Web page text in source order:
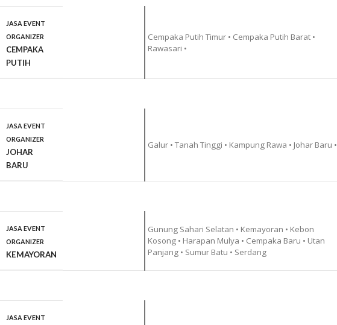
JASA EVENT
ORGANIZER
CEMPAKA
PUTIH
Cempaka Putih Timur • Cempaka Putih Barat •
Rawasari •
JASA EVENT
ORGANIZER
JOHAR
BARU
Galur • Tanah Tinggi • Kampung Rawa • Johar Baru •
JASA EVENT
ORGANIZER
KEMAYORAN
Gunung Sahari Selatan • Kemayoran • Kebon
Kosong • Harapan Mulya • Cempaka Baru • Utan
Panjang • Sumur Batu • Serdang
JASA EVENT